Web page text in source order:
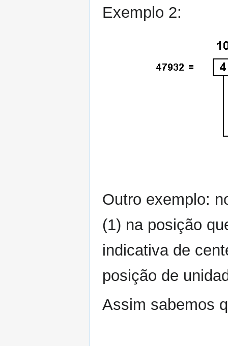
Exemplo 2:
Outro exemplo:
(1) na posição
indicativa de
posição de
Assim sabemos